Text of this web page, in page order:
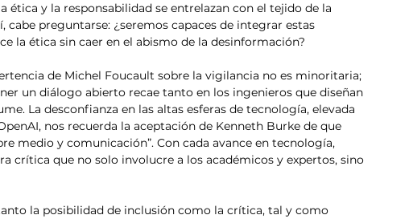
ética y la responsabilidad se entrelazan con el tejido de la
preguntarse: ¿seremos capaces de integrar estas
la ética sin caer en el abismo de la desinformación?
de Michel Foucault sobre la vigilancia no es minoritaria;
un diálogo abierto recae tanto en los ingenieros que diseñan
La desconfianza en las altas esferas de tecnología, elevada
nos recuerda la aceptación de Kenneth Burke de que
medio y comunicación”. Con cada avance en tecnología,
crítica que no solo involucre a los académicos y expertos, sino
la posibilidad de inclusión como la crítica, tal y como